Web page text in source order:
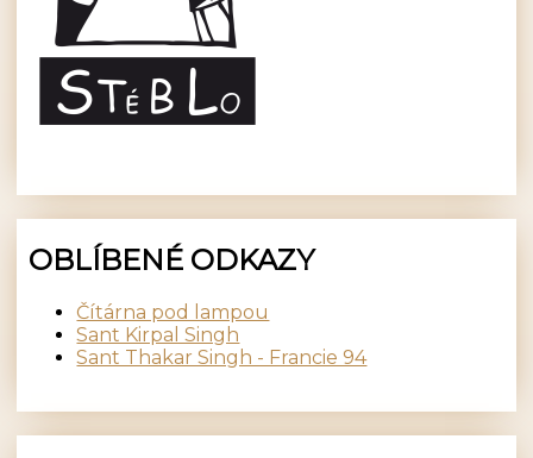
OBLÍBENÉ ODKAZY
Čítárna pod lampou
Sant Kirpal Singh
Sant Thakar Singh - Francie 94